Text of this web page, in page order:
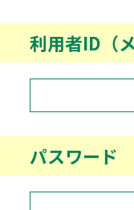
利用者ID（
パスワード